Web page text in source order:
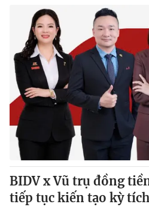
Thế giới
Tin tức
Thế giới đó đây
Câu chuyện quốc tế
Kinh tế
Tài chính
Thị trường
Góc doanh nghiệp
Dữ liệu và đời sống
Truyền hình
Phim VTV
Giải trí
BIDV x Vũ trụ đồng
tiếp tục kiến tạo kỳ tích